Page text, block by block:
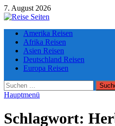
Zum
Inhalt
7. August 2026
Die besten Reise-Webseiten für
Amerika Reisen
Afrika Reisen
Asien Reisen
Deutschland Reisen
Europa Reisen
Suchen
nach:
Hauptmenü
Schlagwort: